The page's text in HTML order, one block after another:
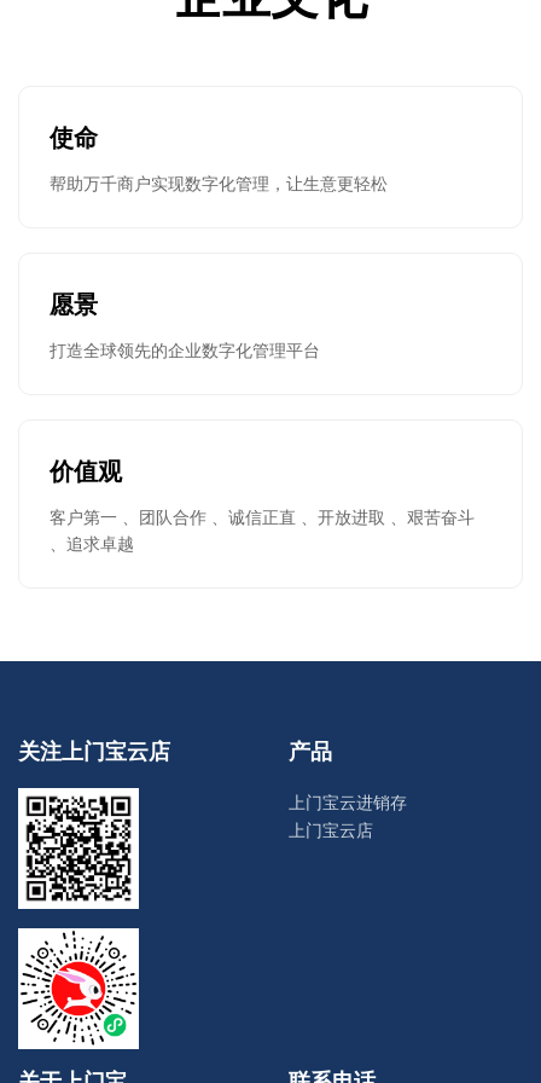
使命
帮助万千商户实现数字化管理，让生意更轻松
愿景
打造全球领先的企业数字化管理平台
价值观
客户第一 、团队合作 、诚信正直 、开放进取 、艰苦奋斗
、追求卓越
关注上门宝云店 产品
上门宝云进销存
上门宝云店